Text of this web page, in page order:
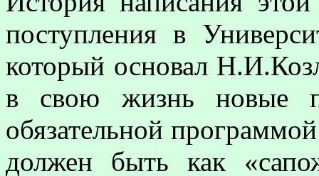
поступления в
который основал
в свою жизнь новые
обязательной
должен быть как